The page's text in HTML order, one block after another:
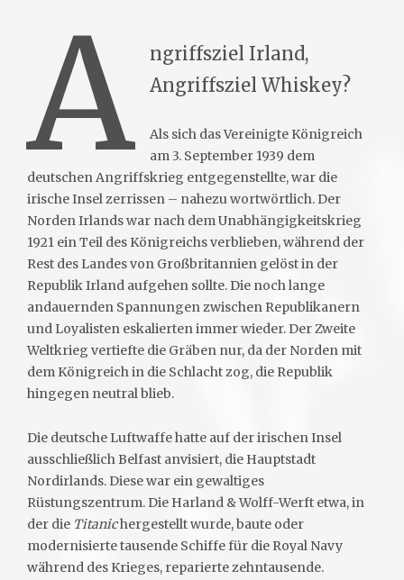
A
ngriffsziel Irland,
Angriffsziel Whiskey?
Als sich das Vereinigte Königreich
am 3. September 1939 dem
deutschen Angriffskrieg entgegenstellte, war die
irische Insel zerrissen – nahezu wortwörtlich. Der
Norden Irlands war nach dem Unabhängigkeitskrieg
1921 ein Teil des Königreichs verblieben, während der
Rest des Landes von Großbritannien gelöst in der
Republik Irland aufgehen sollte. Die noch lange
andauernden Spannungen zwischen Republikanern
und Loyalisten eskalierten immer wieder. Der Zweite
Weltkrieg vertiefte die Gräben nur, da der Norden mit
dem Königreich in die Schlacht zog, die Republik
hingegen neutral blieb.
Die deutsche Luftwaffe hatte auf der irischen Insel
ausschließlich Belfast anvisiert, die Hauptstadt
Nordirlands. Diese war ein gewaltiges
Rüstungszentrum. Die Harland & Wolff-Werft etwa, in
der die Titanichergestellt wurde, baute oder
modernisierte tausende Schiffe für die Royal Navy
während des Krieges, reparierte zehntausende.